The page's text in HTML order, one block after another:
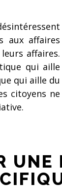
aux affaires
affaires.
qui aille
qui aille du
citoyens ne